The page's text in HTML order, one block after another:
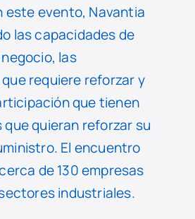
este evento, Navantia
las capacidades de
las
requiere reforzar y
que tienen
que quieran reforzar su
El encuentro
de 130 empresas
industriales.